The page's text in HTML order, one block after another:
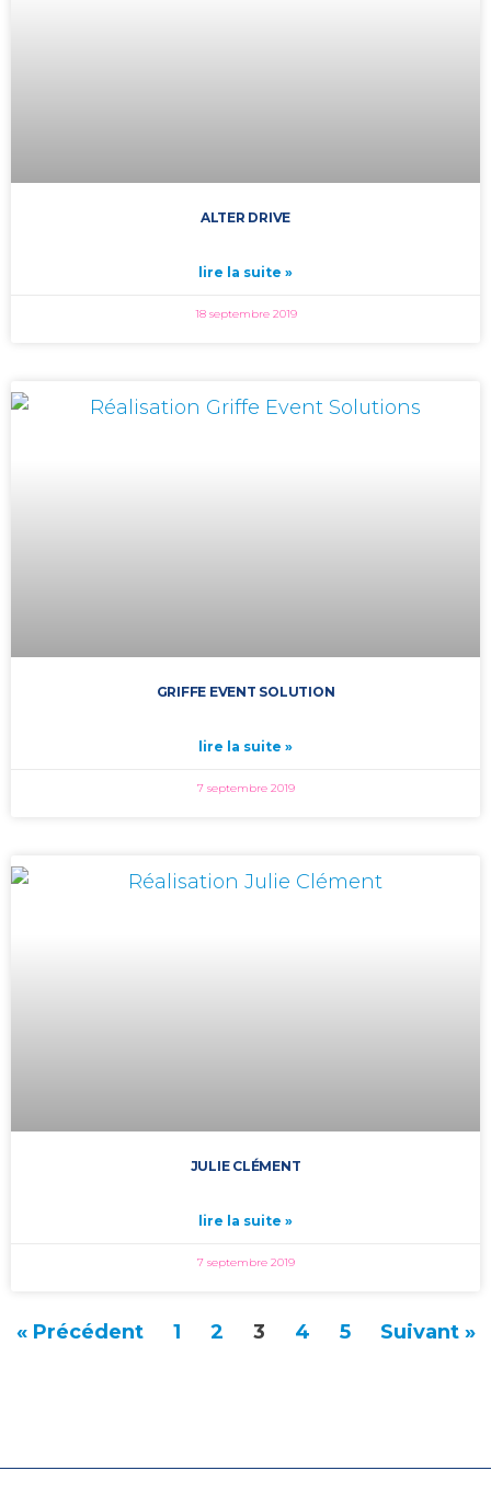
ALTER DRIVE
lire la suite »
18 septembre 2019
GRIFFE EVENT SOLUTION
lire la suite »
7 septembre 2019
JULIE CLÉMENT
lire la suite »
7 septembre 2019
« Précédent 1 2 3 4 5 Suivant »